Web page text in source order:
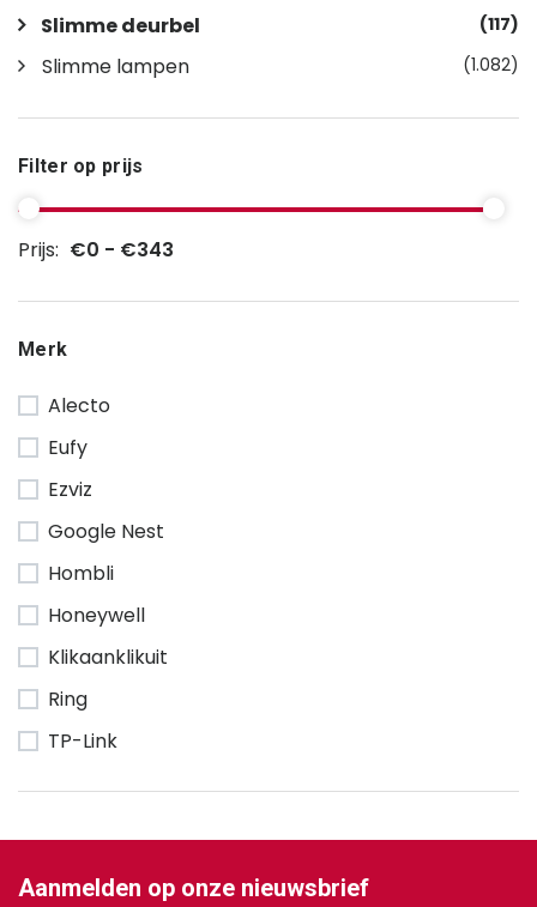
Slimme deurbel (117)
Slimme lampen (1.082)
Filter op prijs
Prijs: €0 - €343
Merk
Alecto
Eufy
Ezviz
Google Nest
Hombli
Honeywell
Klikaanklikuit
Ring
TP-Link
Aanmelden op onze nieuwsbrief